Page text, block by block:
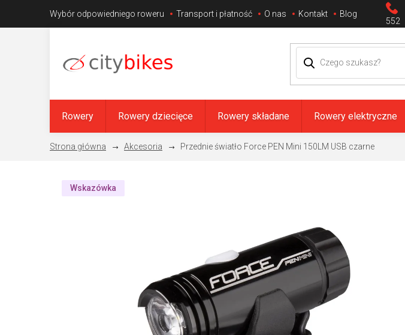
treści
552
Wybór odpowiedniego roweru Transport i płatność O nas Kontakt Blog
Rowery Rowery dziecięce Rowery składane Rowery elektryczne
Akcesoria Przednie światło Force PEN Mini 150LM USB czarne
Wskazówka